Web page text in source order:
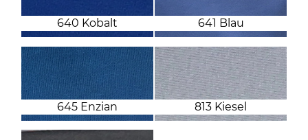
640 Kobalt 641 Blau
645 Enzian 813 Kiesel